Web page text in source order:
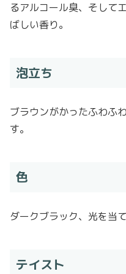
るアルコール臭、そして
ばしい香り。
泡立ち
ブラウンがかったふわふ
す。
色
ダークブラック、光を当
テイスト